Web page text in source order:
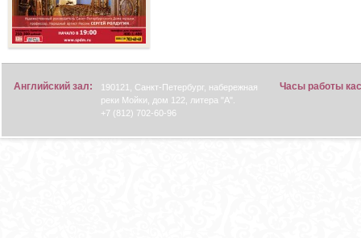
Английский зал:
190121, Санкт-Петербург, набережная
реки Мойки, дом 122, литера "А".
+7 (812) 702-60-96
Часы работы